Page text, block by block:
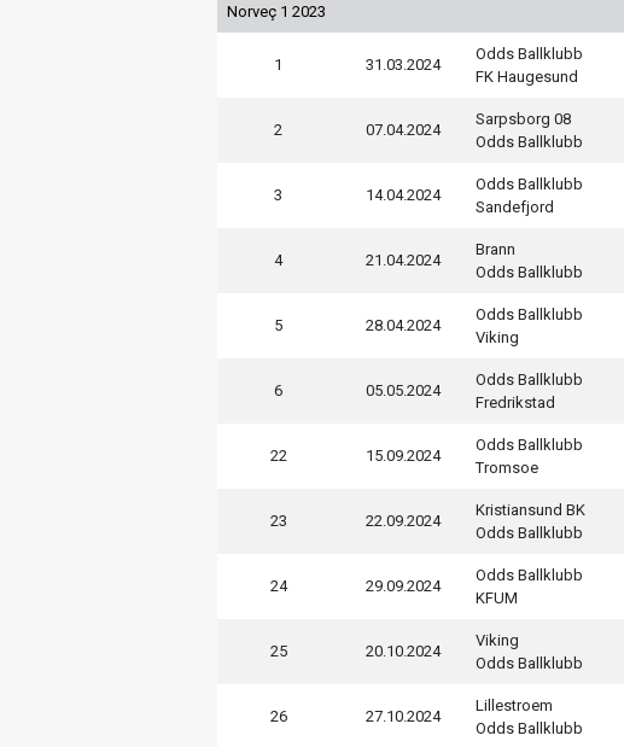
Norveç 1 2023
1 31.03.2024
Odds Ballklubb
FK Haugesund
2 07.04.2024
Sarpsborg 08
Odds Ballklubb
3 14.04.2024
Odds Ballklubb
Sandefjord
4 21.04.2024
Brann
Odds Ballklubb
5 28.04.2024
Odds Ballklubb
Viking
6 05.05.2024
Odds Ballklubb
Fredrikstad
22 15.09.2024
Odds Ballklubb
Tromsoe
23 22.09.2024
Kristiansund BK
Odds Ballklubb
24 29.09.2024
Odds Ballklubb
KFUM
25 20.10.2024
Viking
Odds Ballklubb
26 27.10.2024
Lillestroem
Odds Ballklubb